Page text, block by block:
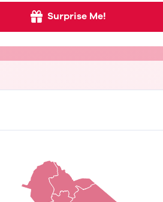
Surprise Me!